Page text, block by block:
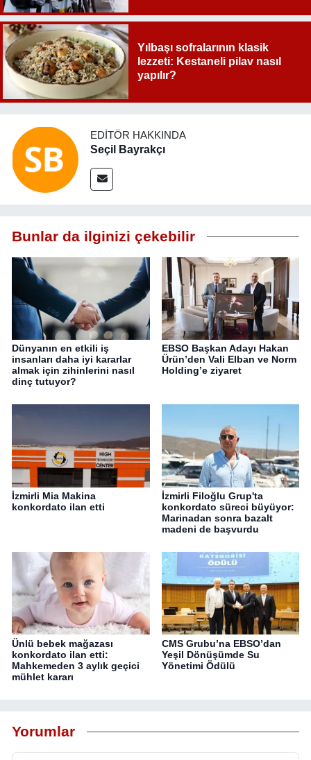
Yılbaşı sofralarının klasik
lezzeti: Kestaneli pilav nasıl
yapılır?
EDITÖR HAKKINDA
Seçil Bayrakçı
Bunlar da ilginizi çekebilir
Dünyanın en etkili iş
insanları daha iyi kararlar
almak için zihinlerini nasıl
dinç tutuyor?
EBSO Başkan Adayı Hakan
Ürün’den Vali Elban ve Norm
Holding’e ziyaret
İzmirli Mia Makina
konkordato ilan etti
İzmirli Filoğlu Grup'ta
konkordato süreci büyüyor:
Marinadan sonra bazalt
madeni de başvurdu
Ünlü bebek mağazası
konkordato ilan etti:
Mahkemeden 3 aylık geçici
mühlet kararı
CMS Grubu’na EBSO’dan
Yeşil Dönüşümde Su
Yönetimi Ödülü
Yorumlar